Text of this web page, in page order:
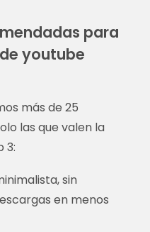
para
youtube
más de 25
las que valen la
3:
sin
en menos